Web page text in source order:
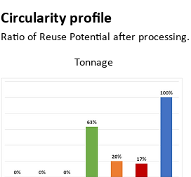
Circularity profile
Ratio of Reuse Potential after processing.
Tonnage